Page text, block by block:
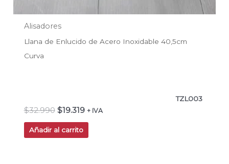
Alisadores
Llana de Enlucido de Acero Inoxidable 40,5cm
Curva
TZL003
$32.990 $19.319 + IVA
Añadir al carrito